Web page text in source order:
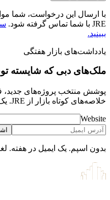
با ارسال این درخواست، شما
JRE با شما تماس گرفته شود.
ببینید.
یادداشت‌های بازار هفتگی
ملک‌های دبی که شایسته
پوشش‌ منتخب پروژه‌های
خلاصه‌های کوتاه بازار از JRE. یک ایمیل در هفته.
Website
بدون اسپم. یک ایمیل در هفته.